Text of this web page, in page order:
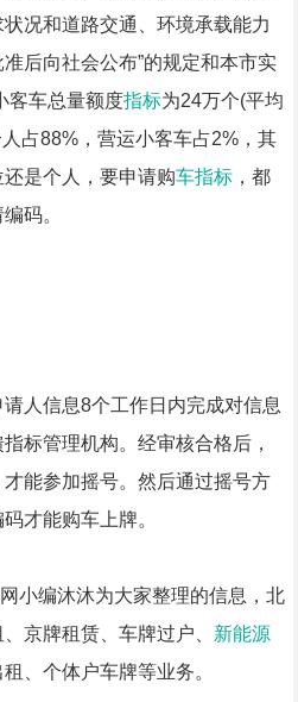
况和道路交通、环境承载能力
后向社会公布”的规定和本市实
客车总量额度指标为24万个(平均
占88%，营运小客车占2%，其
是个人，要申请购车指标，都
码。
人信息8个工作日内完成对信息
标管理机构。经审核合格后，
能参加摇号。然后通过摇号方
才能购车上牌。
小编沐沐为大家整理的信息，北
京牌租赁、车牌过户、 新能源
、个体户车牌等业务。